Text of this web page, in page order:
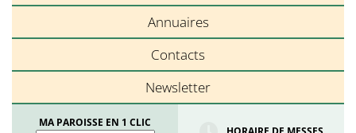
Annuaires
Contacts
Newsletter
MA PAROISSE EN 1 CLIC